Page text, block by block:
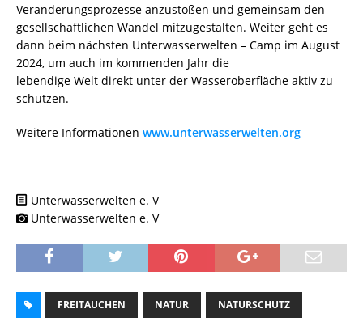
Veränderungsprozesse anzustoßen und gemeinsam den
gesellschaftlichen Wandel mitzugestalten. Weiter geht es
dann beim nächsten Unterwasserwelten – Camp im August
2024, um auch im kommenden Jahr die
lebendige Welt direkt unter der Wasseroberfläche aktiv zu
schützen.
Weitere Informationen www.unterwasserwelten.org
Unterwasserwelten e. V
Unterwasserwelten e. V
FREITAUCHEN NATUR NATURSCHUTZ